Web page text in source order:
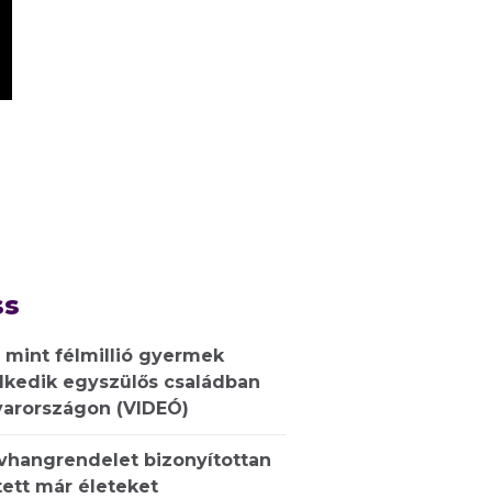
mint félmillió gyermek
egyszülős családban
(VIDEÓ)
bizonyítottan
már életeket